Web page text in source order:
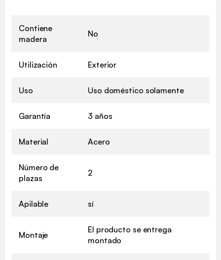
Contiene
madera
No
Utilización Exterior
Uso Uso doméstico solamente
Garantía 3 años
Material Acero
Número de
plazas
2
Apilable sí
Montaje
El producto se entrega
montado